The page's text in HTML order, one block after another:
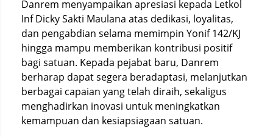
Danrem menyampaikan apresiasi kepada Letkol
Inf Dicky Sakti Maulana atas dedikasi, loyalitas,
dan pengabdian selama memimpin Yonif 142/KJ
hingga mampu memberikan kontribusi positif
bagi satuan. Kepada pejabat baru, Danrem
berharap dapat segera beradaptasi, melanjutkan
berbagai capaian yang telah diraih, sekaligus
menghadirkan inovasi untuk meningkatkan
kemampuan dan kesiapsiagaan satuan.